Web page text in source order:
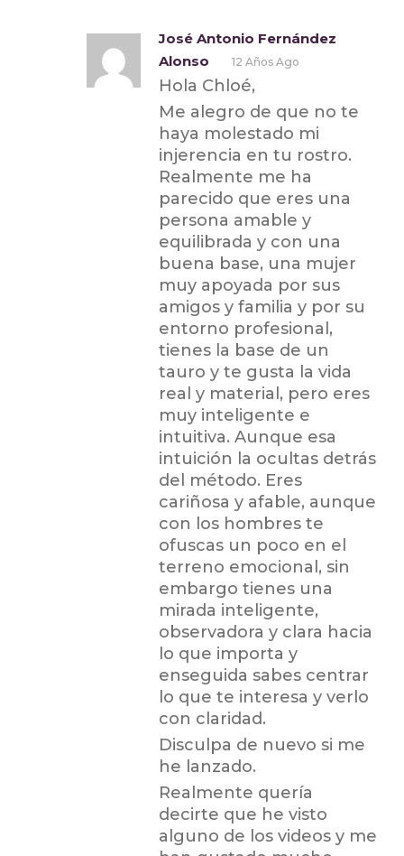
José Antonio Fernández
Alonso
12 Años Ago
Hola Chloé,
Me alegro de que no te
haya molestado mi
injerencia en tu rostro.
Realmente me ha
parecido que eres una
persona amable y
equilibrada y con una
buena base, una mujer
muy apoyada por sus
amigos y familia y por su
entorno profesional,
tienes la base de un
tauro y te gusta la vida
real y material, pero eres
muy inteligente e
intuitiva. Aunque esa
intuición la ocultas detrás
del método. Eres
cariñosa y afable, aunque
con los hombres te
ofuscas un poco en el
terreno emocional, sin
embargo tienes una
mirada inteligente,
observadora y clara hacia
lo que importa y
enseguida sabes centrar
lo que te interesa y verlo
con claridad.
Disculpa de nuevo si me
he lanzado.
Realmente quería
decirte que he visto
alguno de los videos y me